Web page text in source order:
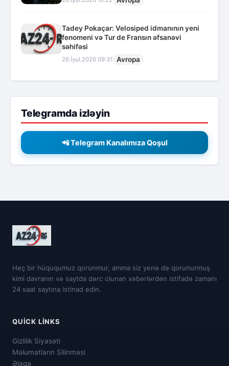
Tadey Pokaçar: Velosiped idmanının yeni
fenomeni və Tur de Fransın əfsanəvi
səhifəsi
26.İyul.2026 09:31 Avropa
Telegramda izləyin
📲 Telegram Kanalımıza Qoşul
Heç bir hüququmuz qorunmur, amma siz yenə də qorunurmuş
kimi davranın və saytda dərc olunan xəbərlərdən istifadə zamanı
24 saat saytına istinad edin.
QUICK LINKS
Gizlilik Siyasəti
Məlumatların Silinməsi
Əlaqə